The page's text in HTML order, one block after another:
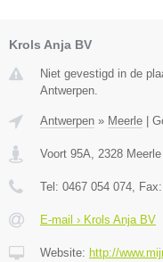
Krols Anja BV
Niet gevestigd in de
Antwerpen.
Antwerpen » Meerle
Voort 95A 2328 Meerle
Tel: 0467 054 074 , Fax:
E-mail › Krols Anja BV
Website: http://